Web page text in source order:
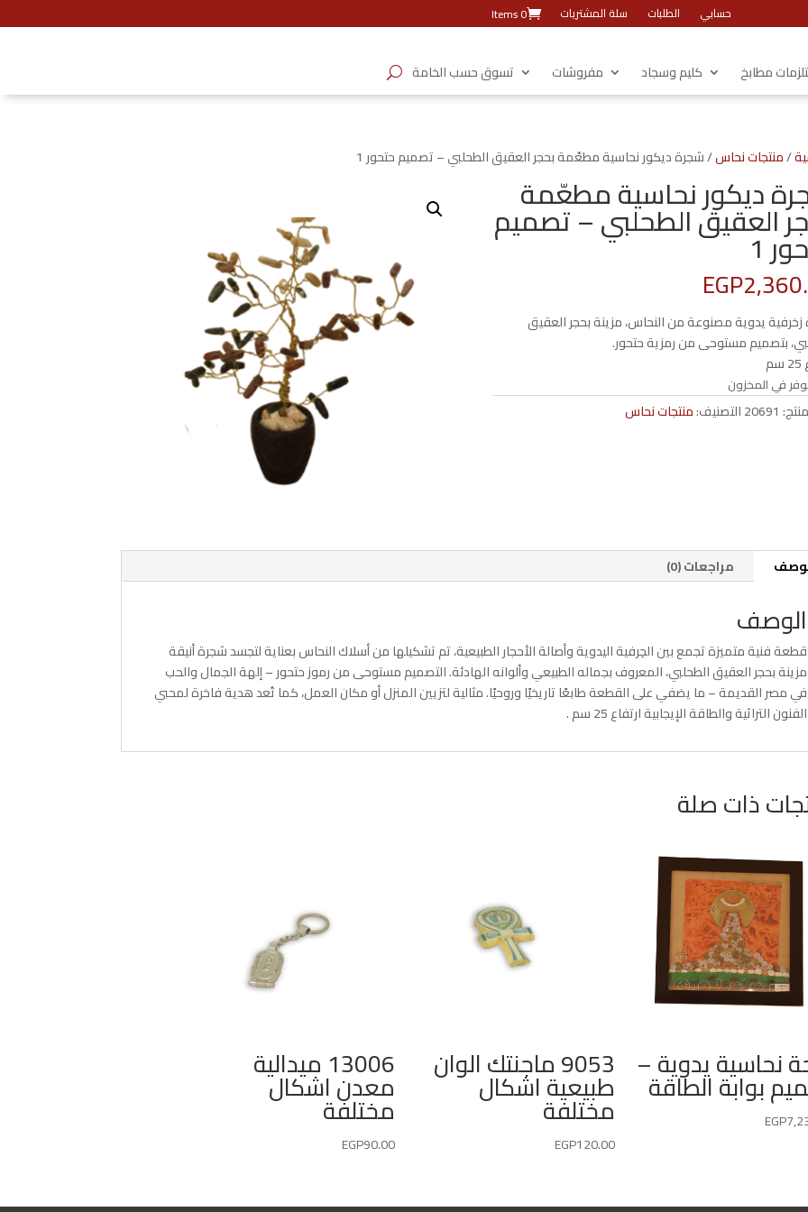
حسابي الطلبات سلة المشتريات 0 Items
مطابخ كليم وسجاد مفروشات تسوق حسب الخامة
/منتجات نحاس/ شجرة ديكور نحاسية مطعّمة بحجر العقيق الطحلبي – تصميم حتحور 1
ديكور نحاسية مطعّمة
العقيق الطحلبي – تصميم
1
EGP
يدوية مصنوعة من النحاس، مزينة بحجر العقيق
بتصميم مستوحى من رمزية حتحور.
في المخزون
20691التصنيف:منتجات نحاس
مراجعات (0)
الوصف
قطعة فنية متميزة تجمع بين الحِرفية اليدوية وأصالة الأحجار الطبيعية، تم تشكيلها من أسلاك النحاس بعناية لتجسد شجرة أنيقة
مزينة بحجر العقيق الطحلبي، المعروف بجماله الطبيعي وألوانه الهادئة. التصميم مستوحى من رموز حتحور – إلهة الجمال والحب
في مصر القديمة – ما يضفي على القطعة طابعًا تاريخيًا وروحيًا. مثالية لتزيين المنزل أو مكان العمل، كما تُعد هدية فاخرة لمحبي
الفنون التراثية والطاقة الإيجابية ارتفاع 25 سم .
ذات صلة
نحاسية يدوية –
بوابة الطاقة
EGP
9053 ماجنتك الوان
طبيعية اشكال
مختلفة
EGP120.00
13006 ميدالية
معدن اشكال
مختلفة
EGP90.00